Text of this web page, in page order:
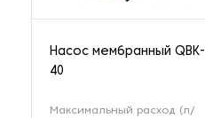
Насос мембранный QBK-
40
Максимальный расход (л/